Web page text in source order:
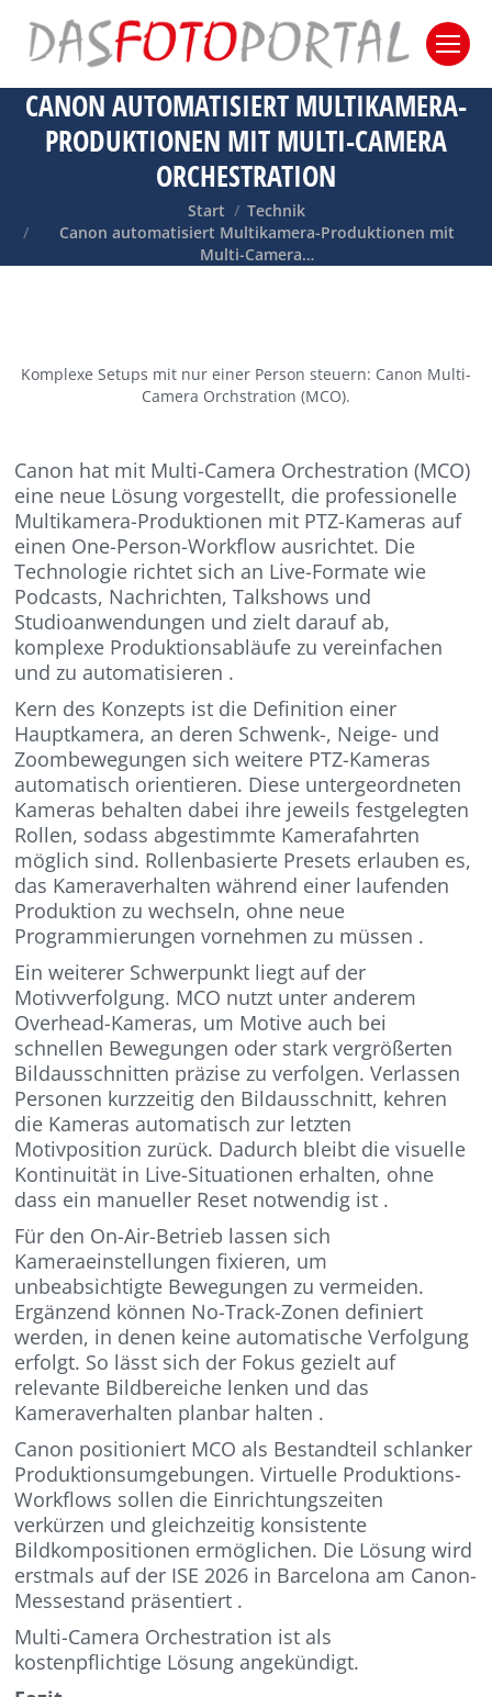
CANON AUTOMATISIERT MULTIKAMERA-
PRODUKTIONEN MIT MULTI-CAMERA
ORCHESTRATION
Sie befinden sich hier:
Start
Technik
Canon automatisiert Multikamera-Produktionen mit
Multi-Camera…
Komplexe Setups mit nur einer Person steuern: Canon Multi-
Camera Orchstration (MCO).
Canon hat mit Multi-Camera Orchestration (MCO)
eine neue Lösung vorgestellt, die professionelle
Multikamera-Produktionen mit PTZ-Kameras auf
einen One-Person-Workflow ausrichtet. Die
Technologie richtet sich an Live-Formate wie
Podcasts, Nachrichten, Talkshows und
Studioanwendungen und zielt darauf ab,
komplexe Produktionsabläufe zu vereinfachen
und zu automatisieren .
Kern des Konzepts ist die Definition einer
Hauptkamera, an deren Schwenk-, Neige- und
Zoombewegungen sich weitere PTZ-Kameras
automatisch orientieren. Diese untergeordneten
Kameras behalten dabei ihre jeweils festgelegten
Rollen, sodass abgestimmte Kamerafahrten
möglich sind. Rollenbasierte Presets erlauben es,
das Kameraverhalten während einer laufenden
Produktion zu wechseln, ohne neue
Programmierungen vornehmen zu müssen .
Ein weiterer Schwerpunkt liegt auf der
Motivverfolgung. MCO nutzt unter anderem
Overhead-Kameras, um Motive auch bei
schnellen Bewegungen oder stark vergrößerten
Bildausschnitten präzise zu verfolgen. Verlassen
Personen kurzzeitig den Bildausschnitt, kehren
die Kameras automatisch zur letzten
Motivposition zurück. Dadurch bleibt die visuelle
Kontinuität in Live-Situationen erhalten, ohne
dass ein manueller Reset notwendig ist .
Für den On-Air-Betrieb lassen sich
Kameraeinstellungen fixieren, um
unbeabsichtigte Bewegungen zu vermeiden.
Ergänzend können No-Track-Zonen definiert
werden, in denen keine automatische Verfolgung
erfolgt. So lässt sich der Fokus gezielt auf
relevante Bildbereiche lenken und das
Kameraverhalten planbar halten .
Canon positioniert MCO als Bestandteil schlanker
Produktionsumgebungen. Virtuelle Produktions-
Workflows sollen die Einrichtungszeiten
verkürzen und gleichzeitig konsistente
Bildkompositionen ermöglichen. Die Lösung wird
erstmals auf der ISE 2026 in Barcelona am Canon-
Messestand präsentiert .
Multi-Camera Orchestration ist als
kostenpflichtige Lösung angekündigt.